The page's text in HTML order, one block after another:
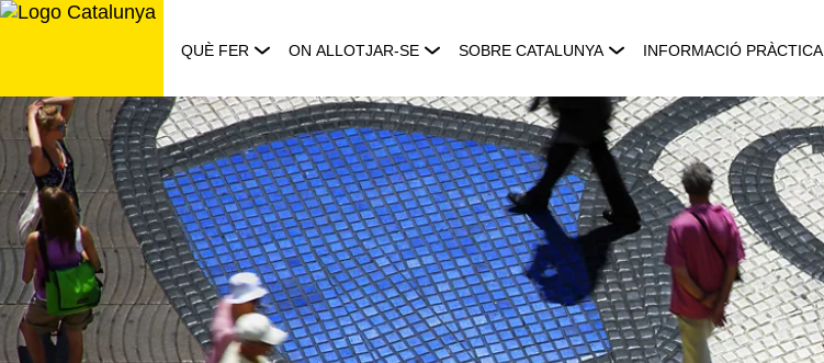
Saltar
QUÈ FER ON ALLOTJAR-SE SOBRE CATALUNYA INFORMACIÓ PRÀCTICA